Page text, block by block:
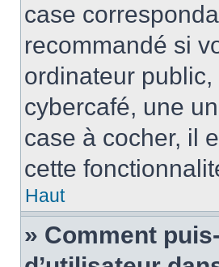
case
recommandé si
ordinateur
cybercafé, une
case à cocher, il
cette
Haut
» Comment